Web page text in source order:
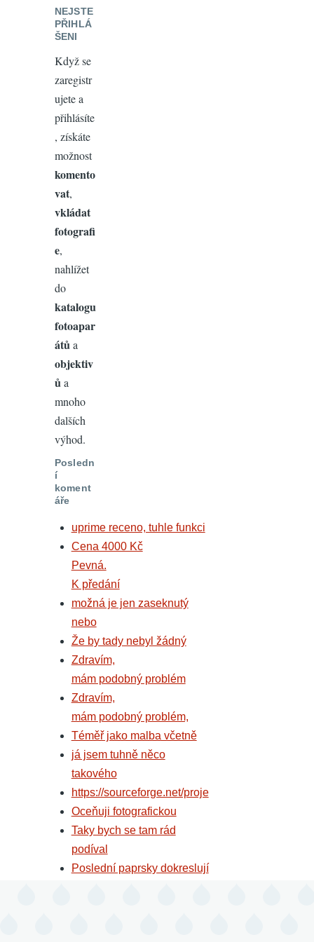
NEJSTE
PŘIHLÁ
ŠENI
Když se
zaregistr
ujete a
přihlásíte
, získáte
možnost
komento
vat,
vkládat
fotografi
e,
nahlížet
do
katalogu
fotoapar
átů a
objektiv
ů a
mnoho
dalších
výhod.
Posledn
í
koment
áře
uprime receno, tuhle funkci
Cena 4000 Kč
Pevná.
K předání
možná je jen zaseknutý
nebo
Že by tady nebyl žádný
Zdravím,
mám podobný problém
Zdravím,
mám podobný problém,
Téměř jako malba včetně
já jsem tuhně něco
takového
https://sourceforge.net/proje
Oceňuji fotografickou
Taky bych se tam rád
podíval
Poslední paprsky dokreslují